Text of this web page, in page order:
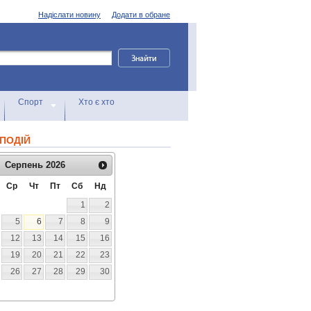
Додати в обране
Надіслати новину
Спорт Хто є хто
Серпень 2026
Ср Чт Пт Сб
Нд
1
2
5 6 7 8
9
12 13 14 15
16
19 20 21 22
23
26 27 28 29
30